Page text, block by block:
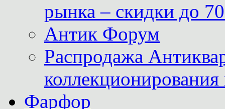
рынка – скидки до
Антик Форум
Распродажа
Фарфор